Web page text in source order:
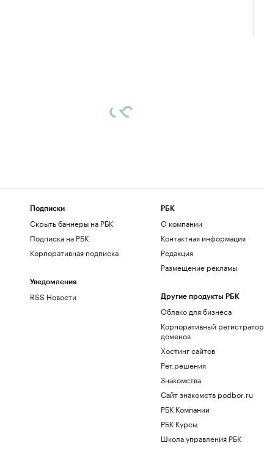
Подписки
Скрыть баннеры на РБК
Подписка на РБК
Корпоративная подписка
Уведомления
RSS Новости
РБК
О компании
Контактная информация
Редакция
Размещение рекламы
Другие продукты РБК
Облако для бизнеса
Корпоративный регистратор
доменов
Хостинг сайтов
Рег.решения
Знакомства
Сайт знакомств podbor.ru
РБК Компании
РБК Курсы
Школа управления РБК